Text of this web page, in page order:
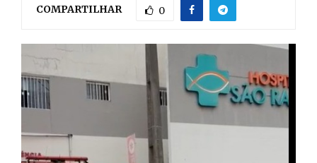
M
E
N
COMPARTILHAR 0